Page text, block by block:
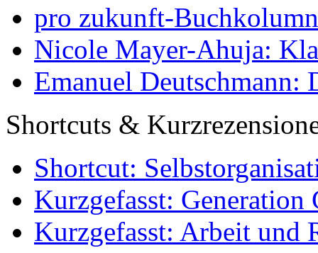
pro zukunft-
Nicole Mayer-Ahuja:
Emanuel Deutschmann:
Shortcuts &
Shortcut:
Kurzgefasst: Generation
Kurzgefasst: Arbeit und